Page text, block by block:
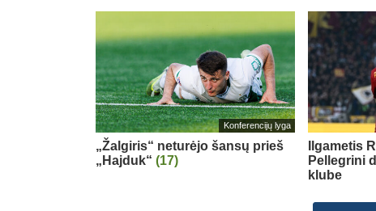
Konferencijų lyga
„Žalgiris“ neturėjo šansų prieš
„Hajduk“ (17)
Ilgametis
Pellegrini
klube